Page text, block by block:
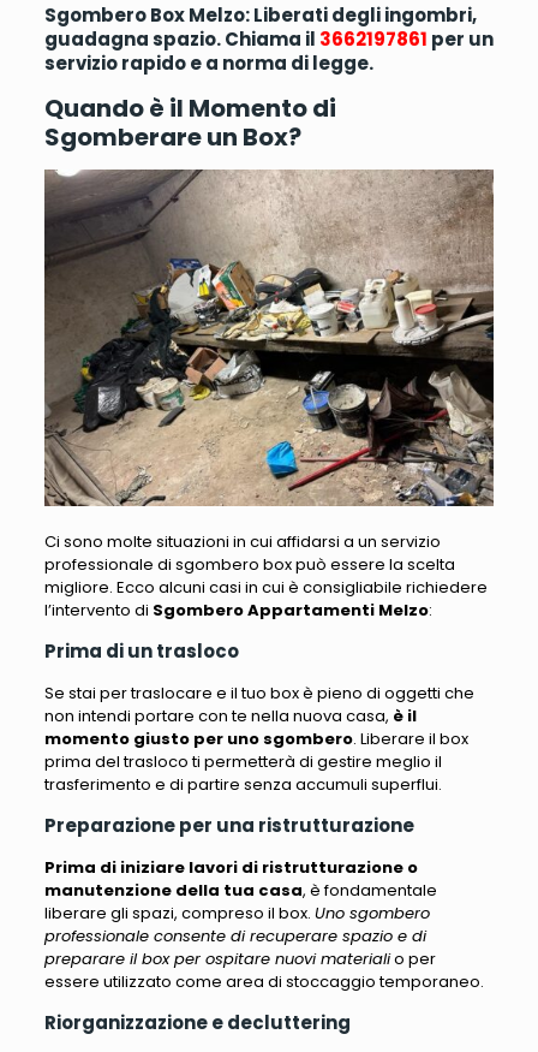
Sgombero Box Melzo: Liberati degli ingombri,
guadagna spazio. Chiama il 3662197861 per un
servizio rapido e a norma di legge.
Quando è il Momento di
Sgomberare un Box?
Ci sono molte situazioni in cui affidarsi a un servizio
professionale di sgombero box può essere la scelta
migliore. Ecco alcuni casi in cui è consigliabile richiedere
l’intervento di Sgombero Appartamenti Melzo:
Prima di un trasloco
Se stai per traslocare e il tuo box è pieno di oggetti che
non intendi portare con te nella nuova casa, è il
momento giusto per uno sgombero. Liberare il box
prima del trasloco ti permetterà di gestire meglio il
trasferimento e di partire senza accumuli superflui.
Preparazione per una ristrutturazione
Prima di iniziare lavori di ristrutturazione o
manutenzione della tua casa, è fondamentale
liberare gli spazi, compreso il box. Uno sgombero
professionale consente di recuperare spazio e di
preparare il box per ospitare nuovi materialio per
essere utilizzato come area di stoccaggio temporaneo.
Riorganizzazione e decluttering